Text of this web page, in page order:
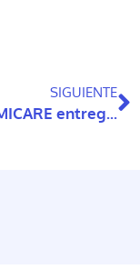
SIGUIENTE
Estudio MICARE entrega nueva evidencia sobre el cuidado en Chile: resultados muestran cómo cambia la experiencia de quienes cuidan a lo largo del tiempo